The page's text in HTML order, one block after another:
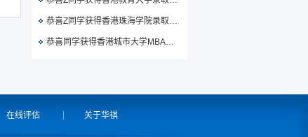
恭喜Z同学获得香港珠海学院录取通知书
恭喜同学获得香港城市大学MBA录取通知书
在线评估 关于华祺